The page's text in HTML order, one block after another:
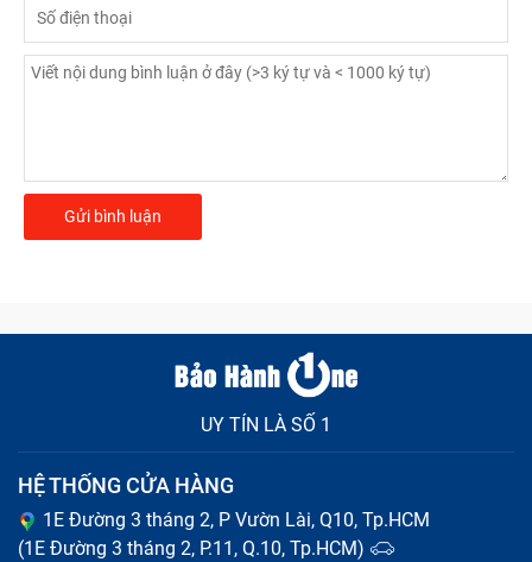
UY TÍN LÀ SỐ 1
HỆ THỐNG CỬA HÀNG
1E Đường 3 tháng 2, P Vườn Lài, Q10, Tp.HCM
(1E Đường 3 tháng 2, P.11, Q.10, Tp.HCM)